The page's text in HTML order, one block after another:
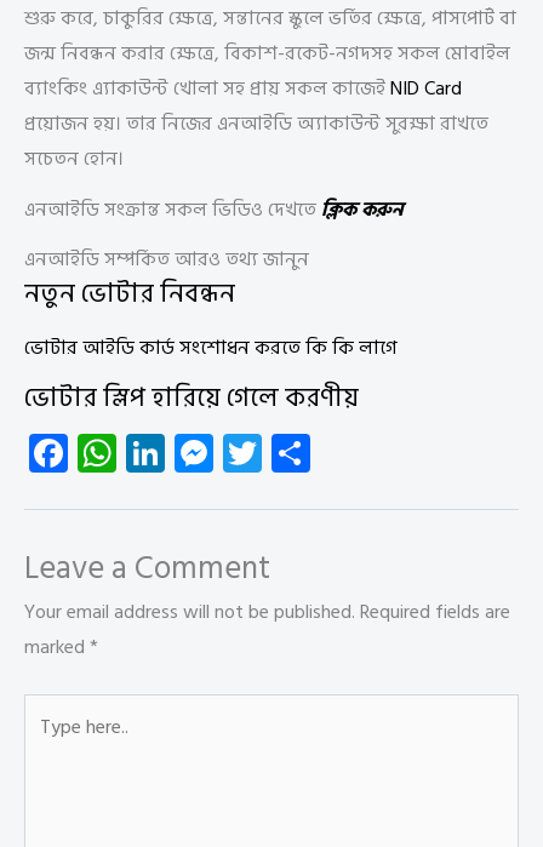
শুরু করে, চাকুরির ক্ষেত্রে, সন্তানের স্কুলে ভর্তির ক্ষেত্রে, পাসপোর্ট বা
জন্ম নিবন্ধন করার ক্ষেত্রে, বিকাশ-রকেট-নগদসহ সকল মোবাইল
ব্যাংকিং এ্যাকাউন্ট খোলা সহ প্রায় সকল কাজেইNID Card
প্রয়োজন হয়। তার নিজের এনআইডি অ্যাকাউন্ট সুরক্ষা রাখতে
সচেতন হোন।
এনআইডি সংক্রান্ত সকল ভিডিও দেখতেক্লিক করুন
এনআইডি সম্পর্কিত আরও তথ্য জানুন
নতুন ভোটার নিবন্ধন
ভোটার আইডি কার্ড সংশোধন করতে কি কি লাগে
ভোটার স্লিপ হারিয়ে গেলে করণীয়
Fa
ce
b
o
ok
W
ha
ts
A
p
Li
nk
e
dI
n
M
es
se
n
g
T
wi
tt
er
ha
re
Leave a Comment
Your email address will not be published.Required fields are
marked*
here..